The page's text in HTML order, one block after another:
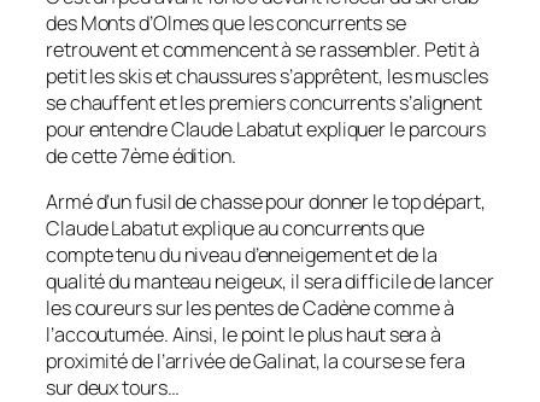
des Monts d’Olmes que les concurrents se
retrouvent et commencent à se rassembler. Petit à
petit les skis et chaussures s’apprêtent, les muscles
se chauffent et les premiers concurrents s’alignent
pour entendre Claude Labatut expliquer le parcours
de cette 7ème édition.
Armé d’un fusil de chasse pour donner le top départ,
Claude Labatut explique au concurrents que
compte tenu du niveau d’enneigement et de la
qualité du manteau neigeux, il sera difficile de lancer
les coureurs sur les pentes de Cadène comme à
l’accoutumée. Ainsi, le point le plus haut sera à
proximité de l’arrivée de Galinat, la course se fera
sur deux tours…